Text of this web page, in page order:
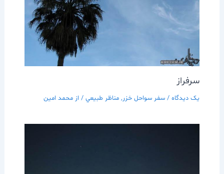
سرفراز
یک دیدگاه / سفر سواحل خزر, مناظر طبيعي/ از محمد امین